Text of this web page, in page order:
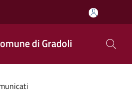
di Gradoli